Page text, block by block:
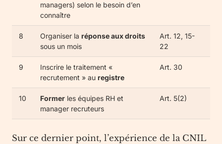
managers) selon le besoin d’en
connaître
8 Organiser la réponse aux droits
sous un mois
Art. 12, 15-
22
9
Inscrire le traitement «
recrutement » au registre
Art. 30
10 Former les équipes RH et
manager recruteurs
Art. 5(2)
Sur ce dernier point, l’expérience de la CNIL